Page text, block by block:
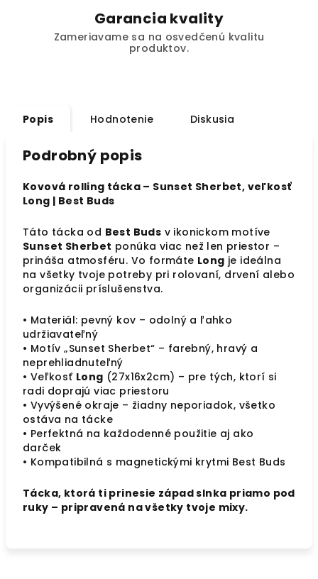
Garancia kvality
Zameriavame sa na osvedčenú kvalitu
produktov.
Popis Hodnotenie Diskusia
Podrobný popis
Kovová rolling tácka – Sunset Sherbet, veľkosť
Long | Best Buds
Táto tácka od Best Buds v ikonickom motíve
Sunset Sherbet ponúka viac než len priestor –
prináša atmosféru. Vo formáte Long je ideálna
na všetky tvoje potreby pri rolovaní, drvení alebo
organizácii príslušenstva.
• Materiál: pevný kov – odolný a ľahko
udržiavateľný
• Motív „Sunset Sherbet“ – farebný, hravý a
neprehliadnuteľný
• Veľkosť Long (27x16x2cm) – pre tých, ktorí si
radi doprajú viac priestoru
• Vyvýšené okraje – žiadny neporiadok, všetko
ostáva na tácke
• Perfektná na každodenné použitie aj ako
darček
• Kompatibilná s magnetickými krytmi Best Buds
Tácka, ktorá ti prinesie západ slnka priamo pod
ruky – pripravená na všetky tvoje mixy.